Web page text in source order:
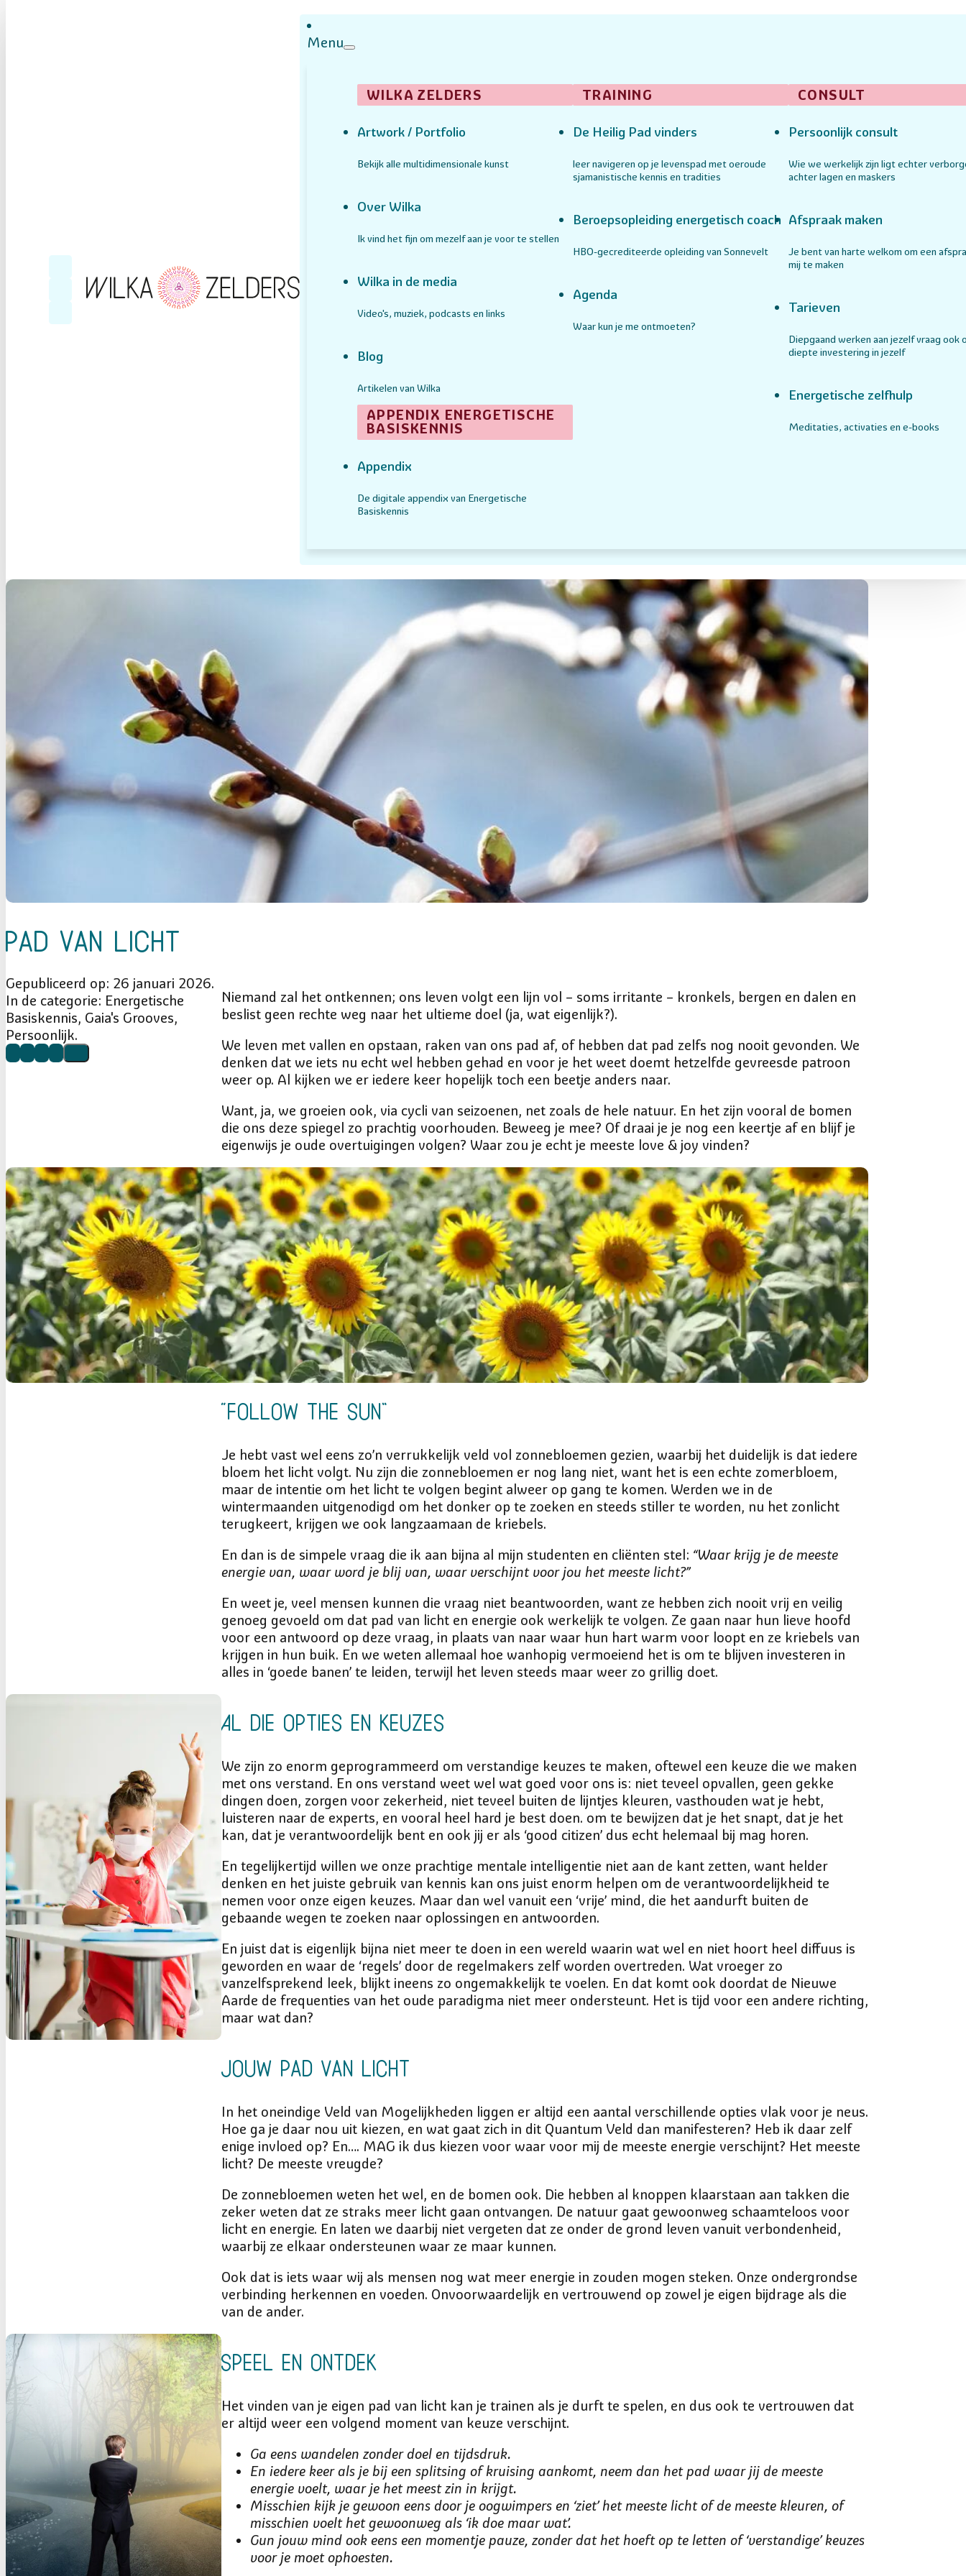
Follow me on Facebook
Follow me on YouTube
Follow me on LinkedIn
Menu
WILKA ZELDERS
Artwork / Portfolio
Bekijk alle multidimensionale kunst
Over Wilka
Ik vind het fijn om mezelf aan je voor te stellen
Wilka in de media
Video's, muziek, podcasts en links
Blog
Artikelen van Wilka
APPENDIX ENERGETISCHE
BASISKENNIS
Appendix
De digitale appendix van Energetische
Basiskennis
TRAINING
De Heilig Pad vinders
leer navigeren op je levenspad met oeroude
sjamanistische kennis en tradities
Beroepsopleiding energetisch coach
HBO-gecrediteerde opleiding van Sonnevelt
Agenda
Waar kun je me ontmoeten?
CONSULT
Persoonlijk consult
Wie we werkelijk zijn ligt echter
achter lagen en maskers
Afspraak maken
Je bent van harte welkom om een
mij te maken
Tarieven
Diepgaand werken aan jezelf vraag ook
diepte investering in jezelf
Energetische zelfhulp
Meditaties, activaties en e-books
Pad van licht
Gepubliceerd op: 26 januari 2026.
In de categorie: Energetische
Basiskennis, Gaia's Grooves,
Persoonlijk.
Niemand zal het ontkennen; ons leven volgt een lijn vol – soms irritante – kronkels, bergen en dalen en
beslist geen rechte weg naar het ultieme doel (ja, wat eigenlijk?).
We leven met vallen en opstaan, raken van ons pad af, of hebben dat pad zelfs nog nooit gevonden. We
denken dat we iets nu echt wel hebben gehad en voor je het weet doemt hetzelfde gevreesde patroon
weer op. Al kijken we er iedere keer hopelijk toch een beetje anders naar.
Want, ja, we groeien ook, via cycli van seizoenen, net zoals de hele natuur. En het zijn vooral de bomen
die ons deze spiegel zo prachtig voorhouden. Beweeg je mee? Of draai je je nog een keertje af en blijf je
eigenwijs je oude overtuigingen volgen? Waar zou je echt je meeste love & joy vinden?
“Follow the Sun”
Je hebt vast wel eens zo’n verrukkelijk veld vol zonnebloemen gezien, waarbij het duidelijk is dat iedere
bloem het licht volgt. Nu zijn die zonnebloemen er nog lang niet, want het is een echte zomerbloem,
maar de intentie om het licht te volgen begint alweer op gang te komen. Werden we in de
wintermaanden uitgenodigd om het donker op te zoeken en steeds stiller te worden, nu het zonlicht
terugkeert, krijgen we ook langzaamaan de kriebels.
En dan is de simpele vraag die ik aan bijna al mijn studenten en cliënten stel: “Waar krijg je de meeste
energie van, waar word je blij van, waar verschijnt voor jou het meeste licht?”
En weet je, veel mensen kunnen die vraag niet beantwoorden, want ze hebben zich nooit vrij en veilig
genoeg gevoeld om dat pad van licht en energie ook werkelijk te volgen. Ze gaan naar hun lieve hoofd
voor een antwoord op deze vraag, in plaats van naar waar hun hart warm voor loopt en ze kriebels van
krijgen in hun buik. En we weten allemaal hoe wanhopig vermoeiend het is om te blijven investeren in
alles in ‘goede banen’ te leiden, terwijl het leven steeds maar weer zo grillig doet.
Al die opties en keuzes
We zijn zo enorm geprogrammeerd om verstandige keuzes te maken, oftewel een keuze die we maken
met ons verstand. En ons verstand weet wel wat goed voor ons is: niet teveel opvallen, geen gekke
dingen doen, zorgen voor zekerheid, niet teveel buiten de lijntjes kleuren, vasthouden wat je hebt,
luisteren naar de experts, en vooral heel hard je best doen. om te bewijzen dat je het snapt, dat je het
kan, dat je verantwoordelijk bent en ook jij er als ‘good citizen’ dus echt helemaal bij mag horen.
En tegelijkertijd willen we onze prachtige mentale intelligentie niet aan de kant zetten, want helder
denken en het juiste gebruik van kennis kan ons juist enorm helpen om de verantwoordelijkheid te
nemen voor onze eigen keuzes. Maar dan wel vanuit een ‘vrije’ mind, die het aandurft buiten de
gebaande wegen te zoeken naar oplossingen en antwoorden.
En juist dat is eigenlijk bijna niet meer te doen in een wereld waarin wat wel en niet hoort heel diffuus is
geworden en waar de ‘regels’ door de regelmakers zelf worden overtreden. Wat vroeger zo
vanzelfsprekend leek, blijkt ineens zo ongemakkelijk te voelen. En dat komt ook doordat de Nieuwe
Aarde de frequenties van het oude paradigma niet meer ondersteunt. Het is tijd voor een andere richting,
maar wat dan?
Jouw Pad van Licht
In het oneindige Veld van Mogelijkheden liggen er altijd een aantal verschillende opties vlak voor je neus.
Hoe ga je daar nou uit kiezen, en wat gaat zich in dit Quantum Veld dan manifesteren? Heb ik daar zelf
enige invloed op? En…. MAG ik dus kiezen voor waar voor mij de meeste energie verschijnt? Het meeste
licht? De meeste vreugde?
De zonnebloemen weten het wel, en de bomen ook. Die hebben al knoppen klaarstaan aan takken die
zeker weten dat ze straks meer licht gaan ontvangen. De natuur gaat gewoonweg schaamteloos voor
licht en energie. En laten we daarbij niet vergeten dat ze onder de grond leven vanuit verbondenheid,
waarbij ze elkaar ondersteunen waar ze maar kunnen.
Ook dat is iets waar wij als mensen nog wat meer energie in zouden mogen steken. Onze ondergrondse
verbinding herkennen en voeden. Onvoorwaardelijk en vertrouwend op zowel je eigen bijdrage als die
van de ander.
Speel en ontdek
Het vinden van je eigen pad van licht kan je trainen als je durft te spelen, en dus ook te vertrouwen dat
er altijd weer een volgend moment van keuze verschijnt.
Ga eens wandelen zonder doel en tijdsdruk.
En iedere keer als je bij een splitsing of kruising aankomt, neem dan het pad waar jij de meeste
energie voelt, waar je het meest zin in krijgt.
Misschien kijk je gewoon eens door je oogwimpers en ‘ziet’ het meeste licht of de meeste kleuren, of
misschien voelt het gewoonweg als ‘ik doe maar wat’.
Gun jouw mind ook eens een momentje pauze, zonder dat het hoeft op te letten of ‘verstandige’ keuzes
voor je moet ophoesten.